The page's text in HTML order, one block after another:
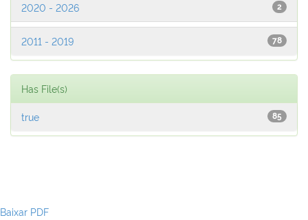
2
2020 - 2026
78
2011 - 2019
Has File(s)
85
true
Baixar PDF